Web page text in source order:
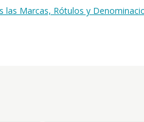
Marcas, Rótulos y